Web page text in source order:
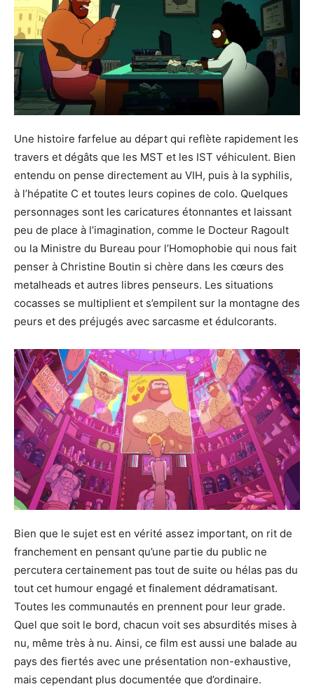
Une histoire farfelue au départ qui reflète rapidement les
travers et dégâts que les MST et les IST véhiculent. Bien
entendu on pense directement au VIH, puis à la syphilis,
à l’hépatite C et toutes leurs copines de colo. Quelques
personnages sont les caricatures étonnantes et laissant
peu de place à l’imagination, comme le Docteur Ragoult
ou la Ministre du Bureau pour l’Homophobie qui nous fait
penser à Christine Boutin si chère dans les cœurs des
metalheads et autres libres penseurs. Les situations
cocasses se multiplient et s’empilent sur la montagne des
peurs et des préjugés avec sarcasme et édulcorants.
Bien que le sujet est en vérité assez important, on rit de
franchement en pensant qu’une partie du public ne
percutera certainement pas tout de suite ou hélas pas du
tout cet humour engagé et finalement dédramatisant.
Toutes les communautés en prennent pour leur grade.
Quel que soit le bord, chacun voit ses absurdités mises à
nu, même très à nu. Ainsi, ce film est aussi une balade au
pays des fiertés avec une présentation non-exhaustive,
mais cependant plus documentée que d’ordinaire.